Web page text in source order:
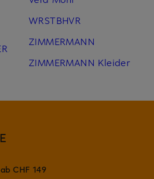
WRSTBHVR
ZIMMERMANN
ZIMMERMANN Kleider
CHF 149